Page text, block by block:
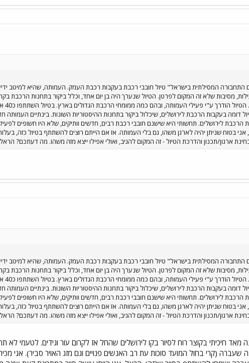
התחבורה המסילתית בישראל" טיול חובבי רכבת בעקבות רכבת העמק. העמותה, שהיא למיטב
מסיבות שלא זה המקום לפרטן. הטיול שנערך היה בן יום אחד, וכלל ביקור בתחנות הרכבת
בעקבות הרכבת לירושלים, שיכלול ביקור בתחנות ההיסטוריות השונות. בינתיים העמותה
הרכבת לירושלים. תחשותי היא שישנם חובבי רכבת רבים, חדשים וותיקים, שלא היו חשופים
ארגון/תכנון והדרכת הטיול - זה המקום להגיב, ואולי אפילו ייצא מזה משהו. מה דעתכם? הראל
התחבורה המסילתית בישראל" טיול חובבי רכבת בעקבות רכבת העמק. העמותה, שהיא למיטב
מסיבות שלא זה המקום לפרטן. הטיול שנערך היה בן יום אחד, וכלל ביקור בתחנות הרכבת
בעקבות הרכבת לירושלים, שיכלול ביקור בתחנות ההיסטוריות השונות. בינתיים העמותה
הרכבת לירושלים. תחשותי היא שישנם חובבי רכבת רבים, חדשים וותיקים, שלא היו חשופים
ארגון/תכנון והדרכת הטיול - זה המקום להגיב, ואולי אפילו ייצא מזה משהו. מה דעתכם? הראל
חיכיתי בקוצר רוח לסיור בקו לירושלים שהחל אז לקרום עור וגידים. לטעמי לא
שעברה (קרי בחול המועד סוכות עת רב האנשים פנויים וגם מזג האויר סביר). אני